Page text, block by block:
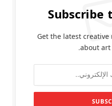
Subscribe
Get the latest
about art